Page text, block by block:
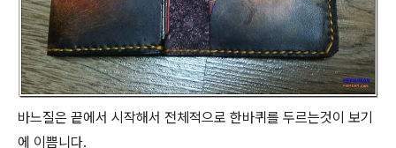
바느질은 끝에서 시작해서 전체적으로 한바퀴를 두르는것이 보기
에 이쁨니다.